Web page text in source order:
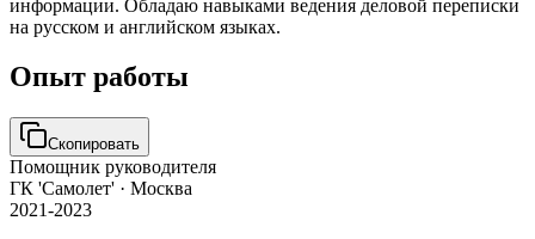
информации. Обладаю навыками ведения деловой переписки
на русском и английском языках.
Опыт работы
Скопировать
Помощник руководителя
ГК 'Самолет' · Москва
2021-2023